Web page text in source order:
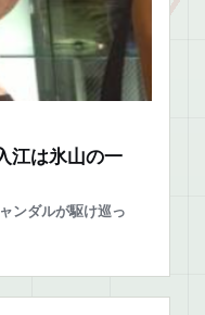
江は氷山の一
ンダルが駆け巡っ